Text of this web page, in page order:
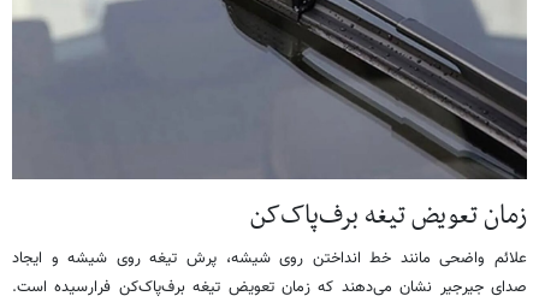
زمان تعویض تیغه برف‌پاک‌کن
علائم واضحی مانند خط انداختن روی شیشه، پرش تیغه روی شیشه و ایجاد
صدای جیرجیر نشان می‌دهند که زمان تعویض تیغه برف‌پاک‌کن فرارسیده است.